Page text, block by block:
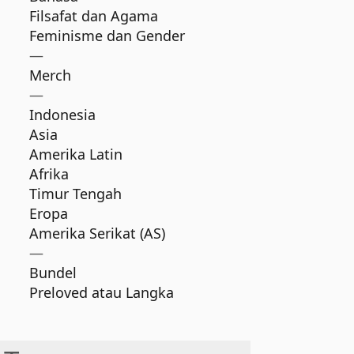
Filsafat dan Agama
Feminisme dan Gender
—
Merch
—
Indonesia
Asia
Amerika Latin
Afrika
Timur Tengah
Eropa
Amerika Serikat (AS)
—
Bundel
Preloved atau Langka